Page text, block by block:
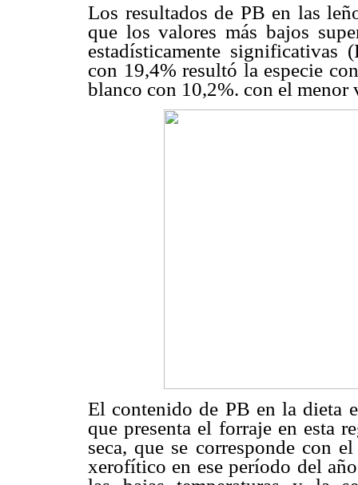
Los resultados de PB en las
que los valores más bajos
estadísticamente significativas
con 19,4% resultó la especie
blanco con 10,2%. con el menor
El contenido de PB en la dieta
que presenta el forraje en esta
seca, que se corresponde con
xerofítico en ese período del